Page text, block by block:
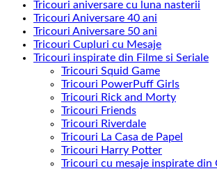
Tricouri aniversare cu luna nasterii
Tricouri Aniversare 40 ani
Tricouri Aniversare 50 ani
Tricouri Cupluri cu Mesaje
Tricouri inspirate din Filme si Seriale
Tricouri Squid Game
Tricouri PowerPuff Girls
Tricouri Rick and Morty
Tricouri Friends
Tricouri Riverdale
Tricouri La Casa de Papel
Tricouri Harry Potter
Tricouri cu mesaje inspirate din